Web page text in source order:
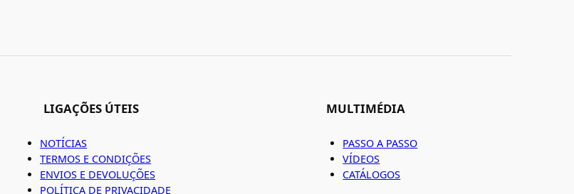
LIGAÇÕES ÚTEIS
NOTÍCIAS
TERMOS E CONDIÇÕES
ENVIOS E DEVOLUÇÕES
POLÍTICA DE PRIVACIDADE
MULTIMÉDIA
PASSO A PASSO
VÍDEOS
CATÁLOGOS